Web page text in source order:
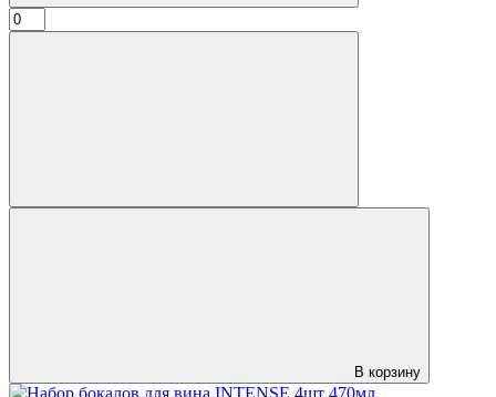
В корзину